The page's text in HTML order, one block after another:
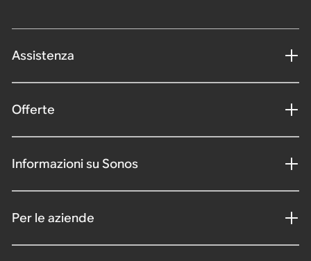
Assistenza
Offerte
Informazioni su Sonos
Per le aziende